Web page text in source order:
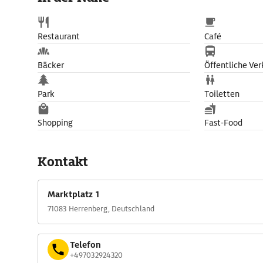
Restaurant Café
Bäcker Öffentliche
Park Toiletten
Shopping Fast-Food
Kontakt
Marktplatz 1
71083 Herrenberg, Deutschland
Telefon
+497032924320